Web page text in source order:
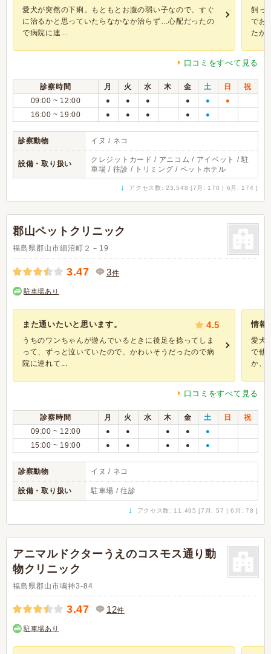
愛犬が突然の下痢。もともとお腹の弱い子なので、すぐ
に治るかと思っていたらなかなか治らず…心配だったの
で病院に連...
飼っ
でお
たが
口コミをすべて見る
診察時間 月 火 水 木 金 土 日
祝
09:00 ~ 12:00
● ● ● ● ● ●
16:00 ~ 19:00 ● ● ● ● ●
診察動物 イヌ / ネコ
設備・取り扱い
クレジットカード / アニコム / アイペット / 駐
車場 / 往診 / トリミング / ペットホテル
↓ アクセス数: 23,548 [7月: 170 | 6月: 174 ]
郡山ペットクリニック
福島県郡山市細沼町２－19
3.47 3件
駐車場あり
また通いたいと思います。 4.5
うちのワンちゃんが遊んでいるときに後足を捻ってしま
って、ずっと泣いていたので、かわいそうだったので病
院に連れて...
情報
愛犬
で他
か、
口コミをすべて見る
診察時間 月 火 水 木 金 土 日
祝
09:00 ~ 12:00
● ● ● ● ●
15:00 ~ 19:00 ● ● ● ● ●
診察動物 イヌ / ネコ
設備・取り扱い 駐車場 / 往診
↓ アクセス数: 11,495 [7月: 57 | 6月: 78 ]
アニマルドクターうえのコスモス通り動
物クリニック
福島県郡山市鳴神3-84
3.47 12件
駐車場あり